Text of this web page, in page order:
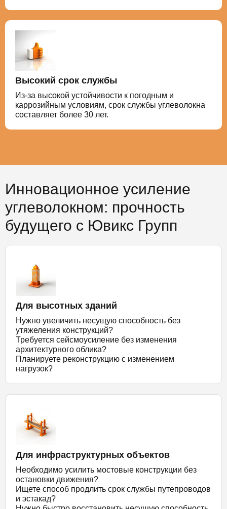
Высокий срок службы
Из-за высокой устойчивости к погодным и
каррозийным условиям, срок службы углеволокна
составляет более 30 лет.
Инновационное усиление
углеволокном: прочность
будущего с Ювикс Групп
Для высотных зданий
Нужно увеличить несущую способность без
утяжеления конструкций?
Требуется сейсмоусиление без изменения
архитектурного облика?
Планируете реконструкцию с изменением
нагрузок?
Для инфраструктурных объектов
Необходимо усилить мостовые конструкции без
остановки движения?
Ищете способ продлить срок службы путепроводов
и эстакад?